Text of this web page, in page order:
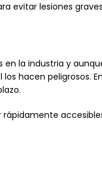
evitar lesiones
la industria y
hacen peligrosos.